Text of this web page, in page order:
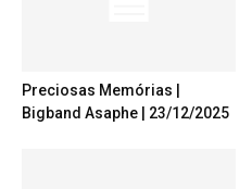
Preciosas Memórias |
Bigband Asaphe | 23/12/2025